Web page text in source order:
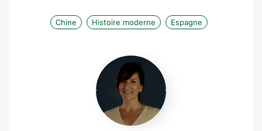
Chine Histoire moderne Espagne
Benoite
Aubé